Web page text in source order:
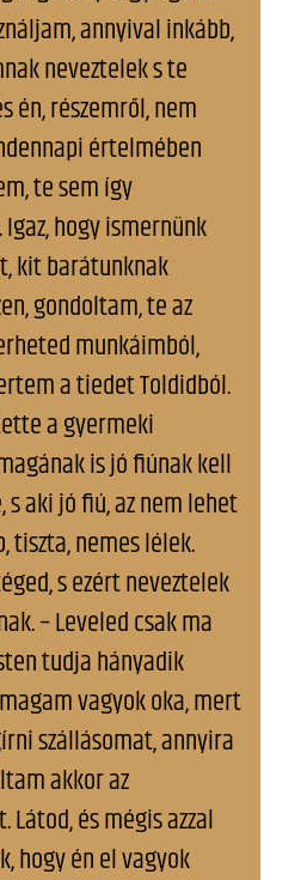
annyival inkább,
neveztelek s te
én, részemről, nem
értelmében
te sem így
hogy ismernünk
kit barátunknak
gondoltam, te az
munkáimból,
a tiedet Toldidból.
a gyermeki
is jó fiúnak kell
aki jó fiú, az nem lehet
tiszta, nemes lélek.
s ezért neveztelek
– Leveled csak ma
tudja hányadik
vagyok oka, mert
szállásomat, annyira
akkor az
és mégis azzal
hogy én el vagyok